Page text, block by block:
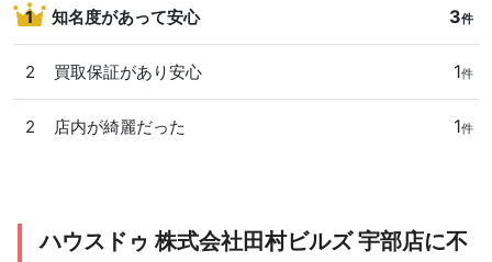
1 知名度があって安心 3件
2 買取保証があり安心 1件
2 店内が綺麗だった 1件
ハウスドゥ 株式会社田村ビルズ 宇部店に不